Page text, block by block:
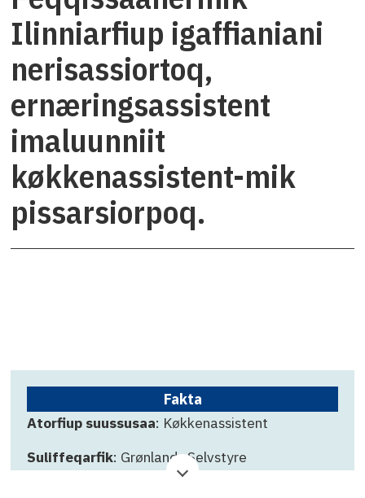
Ilinniarfiup igaffianiani
nerisassiortoq,
ernæringsassistent
imaluunniit
køkkenassistent-mik
pissarsiorpoq.
Fakta
Atorfiup suussusaa: Køkkenassistent
Suliffeqarfik: Grønlands Selvstyre